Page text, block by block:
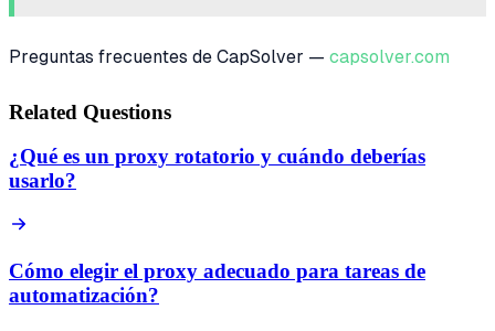
Preguntas frecuentes de CapSolver — capsolver.com
Related Questions
¿Qué es un proxy rotatorio y cuándo deberías
usarlo?
Cómo elegir el proxy adecuado para tareas de
automatización?